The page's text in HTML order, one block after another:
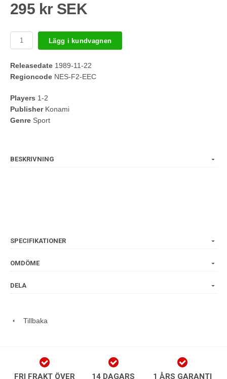
295 kr SEK
Lägg i kundvagnen
Releasedate 1989-11-22
Regioncode NES-F2-EEC
Players 1-2
PublisherKonami
Genre Sport
BESKRIVNING
SPECIFIKATIONER
OMDÖME
DELA
Tillbaka
FRI FRAKT ÖVER 14 DAGARS 1 ÅRS GARANTI